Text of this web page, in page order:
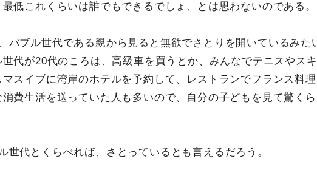
低これくらいは誰でもできるでしょ、とは思わないのである。
バブル世代である親から見ると無欲でさとりを開いているみた
世代が20代のころは、高級車を買うとか、みんなでテニスやス
マスイブに湾岸のホテルを予約して、レストランでフランス料
消費生活を送っていた人も多いので、自分の子どもを見て驚く
世代とくらべれば、さとっているとも言えるだろう。